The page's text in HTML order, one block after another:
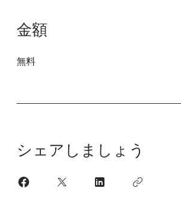
金額
無料
シェアしましょう